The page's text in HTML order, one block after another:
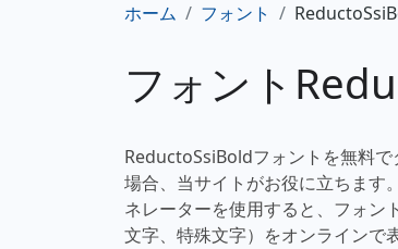
ホーム フォント
フォント
ReductoSsiBoldフォントを無料
場合、当サイトがお役に立ちます
ネレーターを使用すると、フォン
文字、特殊文字）をオンラインで